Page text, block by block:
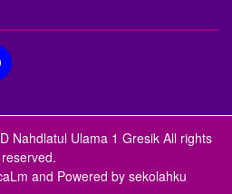
Nahdlatul Ulama 1 GresikAll rights
reserved.
and Powered by sekolahku